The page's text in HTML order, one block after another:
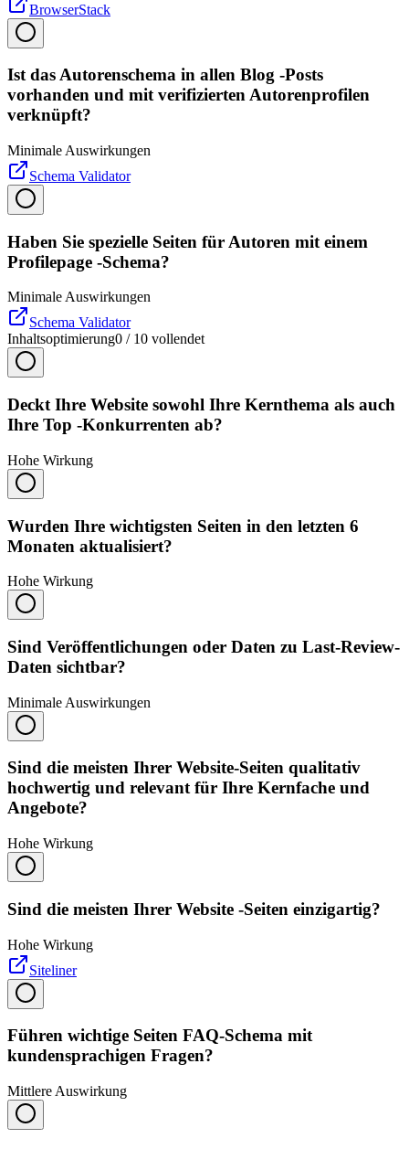
BrowserStack
Ist das Autorenschema in allen Blog -Posts
vorhanden und mit verifizierten Autorenprofilen
verknüpft?
Minimale Auswirkungen
Schema Validator
Haben Sie spezielle Seiten für Autoren mit einem
Profilepage -Schema?
Minimale Auswirkungen
Schema Validator
Inhaltsoptimierung0 / 10 vollendet
Deckt Ihre Website sowohl Ihre Kernthema als auch
Ihre Top -Konkurrenten ab?
Hohe Wirkung
Wurden Ihre wichtigsten Seiten in den letzten 6
Monaten aktualisiert?
Hohe Wirkung
Sind Veröffentlichungen oder Daten zu Last-Review-
Daten sichtbar?
Minimale Auswirkungen
Sind die meisten Ihrer Website-Seiten qualitativ
hochwertig und relevant für Ihre Kernfache und
Angebote?
Hohe Wirkung
Sind die meisten Ihrer Website -Seiten einzigartig?
Hohe Wirkung
Siteliner
Führen wichtige Seiten FAQ-Schema mit
kundensprachigen Fragen?
Mittlere Auswirkung